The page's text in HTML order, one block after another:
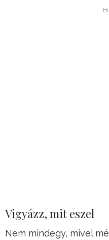
Vigyázz, mit eszel
Nem mindegy, mivel